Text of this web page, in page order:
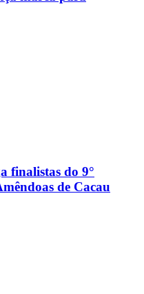
finalistas do 9°
de Cacau